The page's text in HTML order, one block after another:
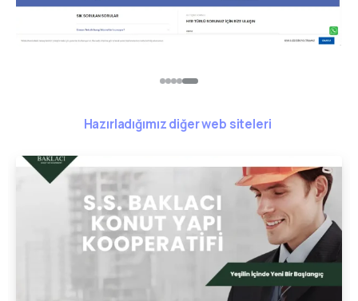
Hazırladığımız diğer web siteleri